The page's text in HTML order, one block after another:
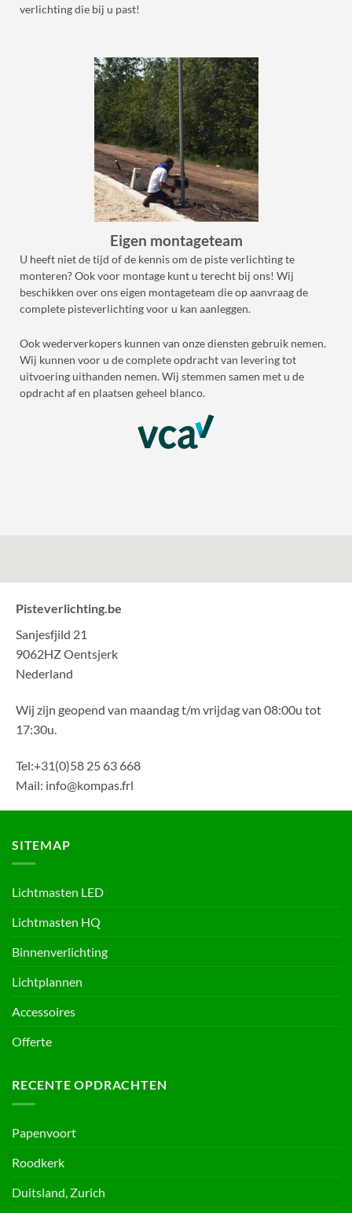
verlichting die bij u past!
Eigen montageteam
U heeft niet de tijd of de kennis om de piste verlichting te
monteren? Ook voor montage kunt u terecht bij ons! Wij
beschikken over ons eigen montageteam die op aanvraag de
complete pisteverlichting voor u kan aanleggen.
Ook wederverkopers kunnen van onze diensten gebruik nemen.
Wij kunnen voor u de complete opdracht van levering tot
uitvoering uithanden nemen. Wij stemmen samen met u de
opdracht af en plaatsen geheel blanco.
Pisteverlichting.be
Sanjesfjild 21
9062HZ Oentsjerk
Nederland
Wij zijn geopend van maandag t/m vrijdag van 08:00u tot
17:30u.
Tel:+31(0)58 25 63 668
Mail: info@kompas.frl
SITEMAP
Lichtmasten LED
Lichtmasten HQ
Binnenverlichting
Lichtplannen
Accessoires
Offerte
RECENTE OPDRACHTEN
Papenvoort
Roodkerk
Duitsland, Zurich